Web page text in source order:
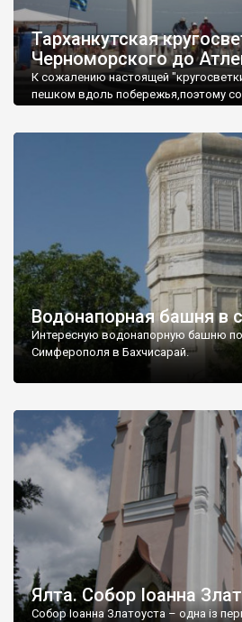
Тарханкутская
Черноморского до
К сожалению настоящей
пешком вдоль побережья,поэтому
Водонапорная башня в
Интересную водонапорную башню
Симферополя в Бахчисарай.
Ялта. Собор Іоанна
Собор Іоанна Златоуста – одна із